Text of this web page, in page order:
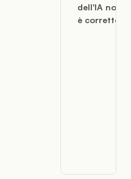
dell'IA non
è corretto